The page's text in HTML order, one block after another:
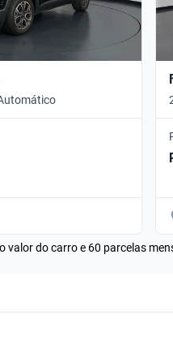
do carro e 60 parcelas